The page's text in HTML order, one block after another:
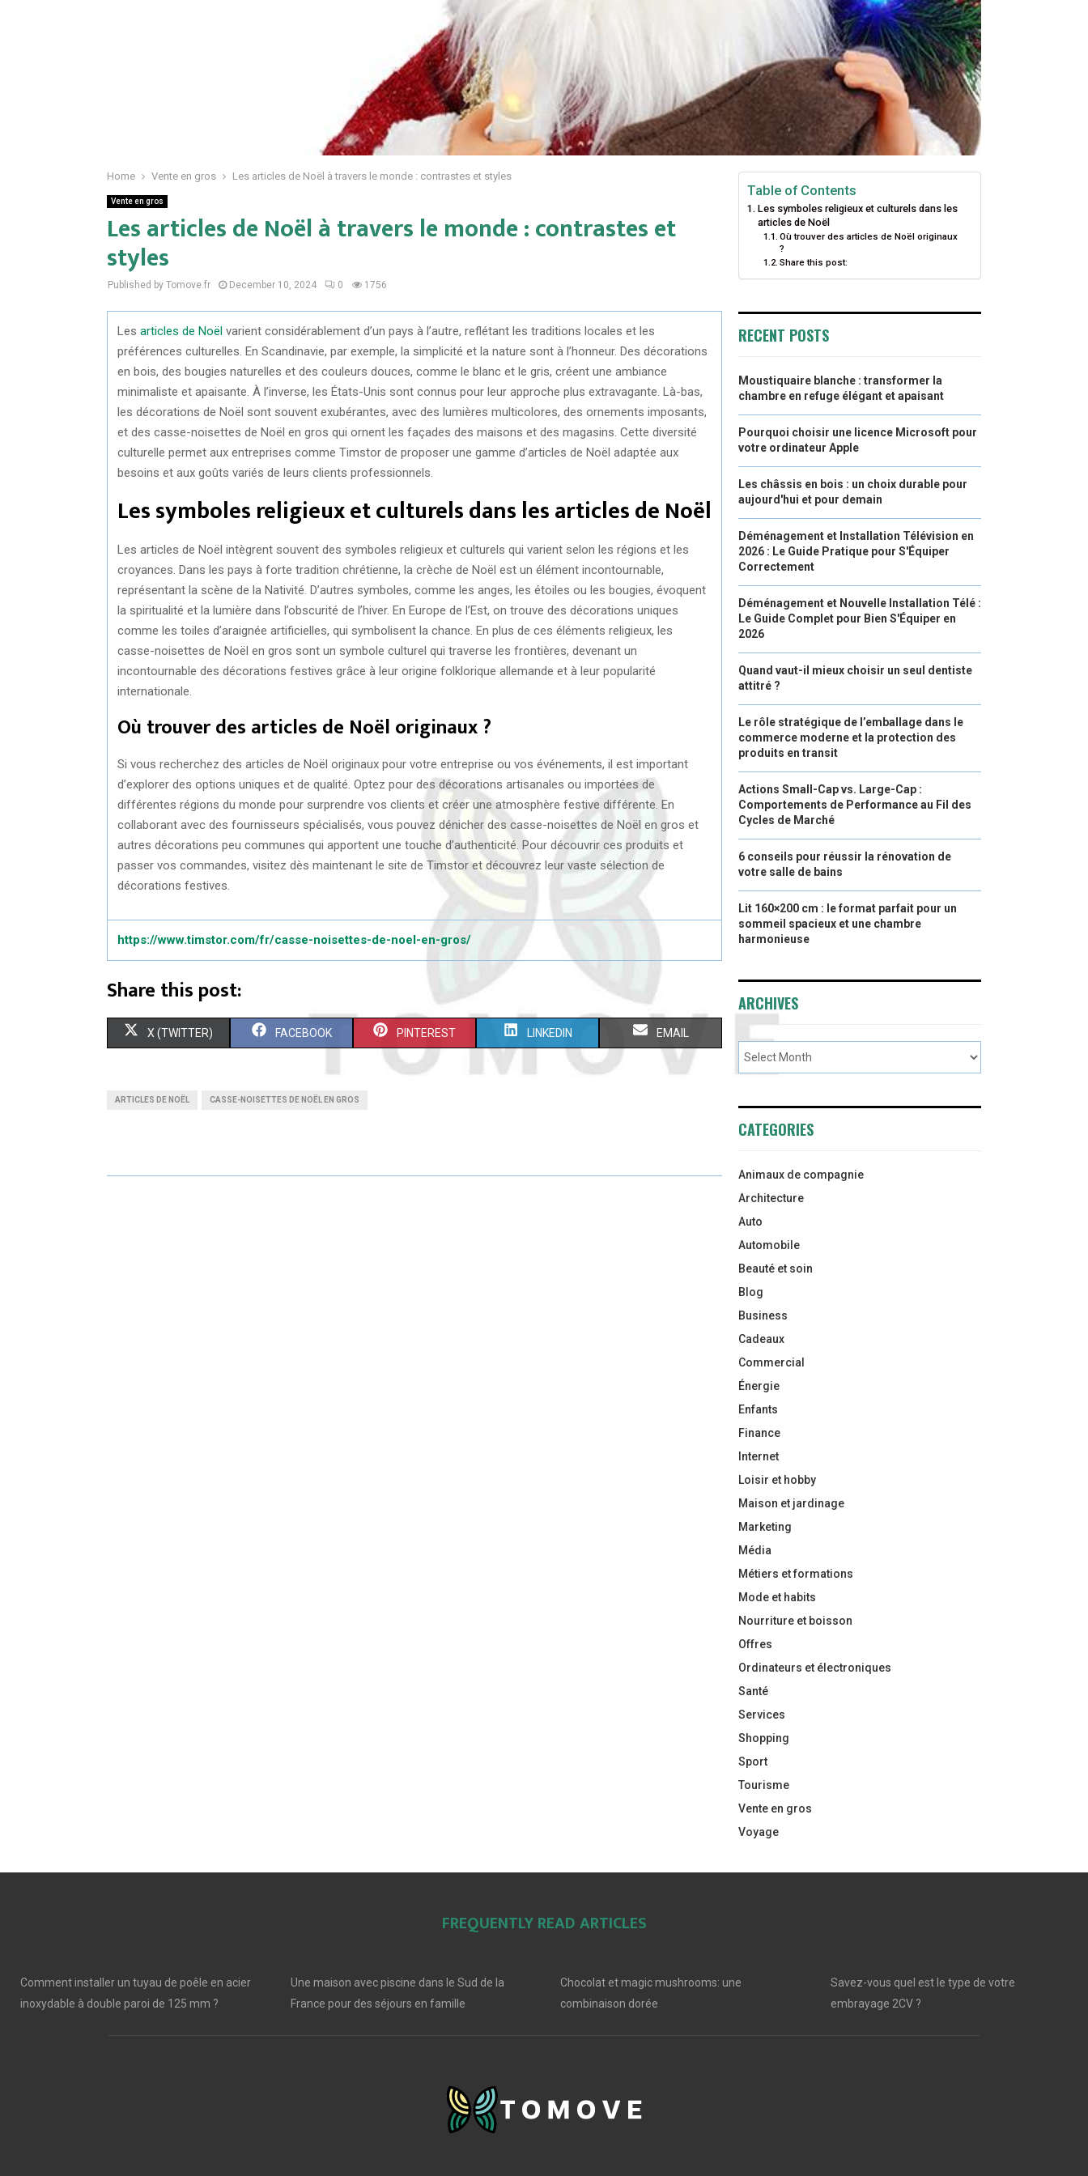
Home Vente en gros Les articles de Noël à travers le monde : contrastes et styles
Vente en gros
Les articles de Noël à travers le monde : contrastes et
styles
Published by Tomove.fr December 10, 2024 0 1756
Les articles de Noël varient considérablement d’un pays à l’autre, reflétant les traditions locales et les
préférences culturelles. En Scandinavie, par exemple, la simplicité et la nature sont à l’honneur. Des décorations
en bois, des bougies naturelles et des couleurs douces, comme le blanc et le gris, créent une ambiance
minimaliste et apaisante. À l’inverse, les États-Unis sont connus pour leur approche plus extravagante. Là-bas,
les décorations de Noël sont souvent exubérantes, avec des lumières multicolores, des ornements imposants,
et des casse-noisettes de Noël en gros qui ornent les façades des maisons et des magasins. Cette diversité
culturelle permet aux entreprises comme Timstor de proposer une gamme d’articles de Noël adaptée aux
besoins et aux goûts variés de leurs clients professionnels.
Les symboles religieux et culturels dans les articles de Noël
Les articles de Noël intègrent souvent des symboles religieux et culturels qui varient selon les régions et les
croyances. Dans les pays à forte tradition chrétienne, la crèche de Noël est un élément incontournable,
représentant la scène de la Nativité. D’autres symboles, comme les anges, les étoiles ou les bougies, évoquent
la spiritualité et la lumière dans l’obscurité de l’hiver. En Europe de l’Est, on trouve des décorations uniques
comme les toiles d’araignée artificielles, qui symbolisent la chance. En plus de ces éléments religieux, les
casse-noisettes de Noël en gros sont un symbole culturel qui traverse les frontières, devenant un
incontournable des décorations festives grâce à leur origine folklorique allemande et à leur popularité
internationale.
Où trouver des articles de Noël originaux ?
Si vous recherchez des articles de Noël originaux pour votre entreprise ou vos événements, il est important
d’explorer des options uniques et de qualité. Optez pour des décorations artisanales ou importées de
différentes régions du monde pour surprendre vos clients et créer une atmosphère festive différente. En
collaborant avec des fournisseurs spécialisés, vous pouvez dénicher des casse-noisettes de Noël en gros et
autres décorations peu communes qui apportent une touche d’authenticité. Pour découvrir ces produits et
passer vos commandes, visitez dès maintenant le site de Timstor et découvrez leur vaste sélection de
décorations festives.
https://www.timstor.com/fr/casse-noisettes-de-noel-en-gros/
Share this post:
S
O
X (TWITTER) S
O
FACEBOOK S
H
O
PINTEREST S
O
LINKEDIN S
O
EMAIL
ARTICLES DE NOËL CASSE-NOISETTES DE NOËL EN GROS
Table of Contents
Les symboles religieux et culturels dans les
articles de Noël
Où trouver des articles de Noël originaux
?
Share this post:
RECENT POSTS
Moustiquaire blanche : transformer la
chambre en refuge élégant et apaisant
Pourquoi choisir une licence Microsoft pour
votre ordinateur Apple
Les châssis en bois : un choix durable pour
aujourd'hui et pour demain
Déménagement et Installation Télévision en
2026 : Le Guide Pratique pour S'Équiper
Correctement
Déménagement et Nouvelle Installation Télé :
Le Guide Complet pour Bien S'Équiper en
2026
Quand vaut-il mieux choisir un seul dentiste
attitré ?
Le rôle stratégique de l’emballage dans le
commerce moderne et la protection des
produits en transit
Actions Small-Cap vs. Large-Cap :
Comportements de Performance au Fil des
Cycles de Marché
6 conseils pour réussir la rénovation de
votre salle de bains
Lit 160×200 cm : le format parfait pour un
sommeil spacieux et une chambre
harmonieuse
ARCHIVES
CATEGORIES
Animaux de compagnie
Architecture
Auto
Automobile
Beauté et soin
Blog
Business
Cadeaux
Commercial
Énergie
Enfants
Finance
Internet
Loisir et hobby
Maison et jardinage
Marketing
Média
Métiers et formations
Mode et habits
Nourriture et boisson
Offres
Ordinateurs et électroniques
Santé
Services
Shopping
Sport
Tourisme
Vente en gros
Voyage
FREQUENTLY READ ARTICLES
Comment installer un tuyau de poêle en acier
inoxydable à double paroi de 125 mm ?
Une maison avec piscine dans le Sud de la
France pour des séjours en famille
Chocolat et magic mushrooms: une
combinaison dorée
Savez-vous quel est le type de votre
embrayage 2CV ?